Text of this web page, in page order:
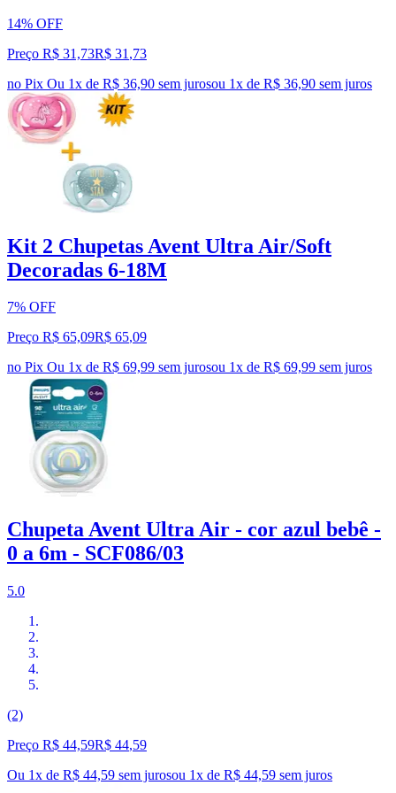
14% OFF
Preço R$ 31,73R$ 31 ,73
no Pix Ou 1x de R$ 36,90 sem jurosou 1x de R$ 36,90 sem juros
Kit 2 Chupetas Avent Ultra Air/Soft
Decoradas 6-18M
7% OFF
Preço R$ 65,09R$ 65,09
no Pix Ou 1x de R$ 69,99 sem jurosou 1x de R$ 69,99 sem juros
Chupeta Avent Ultra Air - cor azul bebê -
0 a 6m - SCF086/03
5.0
(2)
Preço R$ 44,59R$ 44,59
Ou 1x de R$ 44,59 sem jurosou 1x de R$ 44,59 sem juros